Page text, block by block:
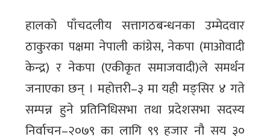
हालको पाँचदलीय सत्तागठबन्धनका उम्मेदवार
ठाकुरका पक्षमा नेपाली कांग्रेस, नेकपा (माओवादी
केन्द्र) र नेकपा (एकीकृत समाजवादी)ले समर्थन
जनाएका छन् । महोत्तरी–३ मा यही मङ्सिर ४ गते
सम्पन्न हुने प्रतिनिधिसभा तथा प्रदेशसभा सदस्य
निर्वाचन–२०७९ का लागि ९९ हजार नौ सय ३०